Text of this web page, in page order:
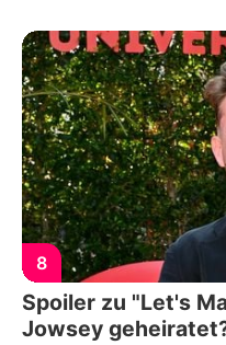
8
Spoiler zu "Let's
Jowsey